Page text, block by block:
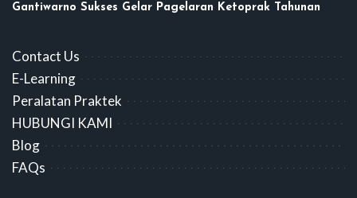
Gantiwarno Sukses Gelar Pagelaran Ketoprak Tahunan
Contact Us
E-Learning
Peralatan Praktek
HUBUNGI KAMI
Blog
FAQs